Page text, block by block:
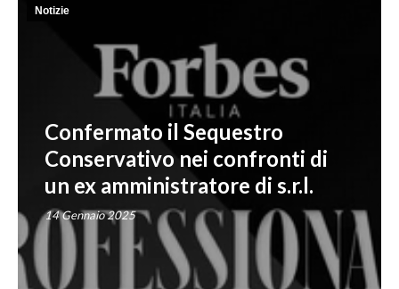
Notizie
Confermato il Sequestro
Conservativo nei confronti di
un ex amministratore di s.r.l.
14 Gennaio 2025